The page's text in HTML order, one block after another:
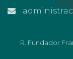
R. Fundador